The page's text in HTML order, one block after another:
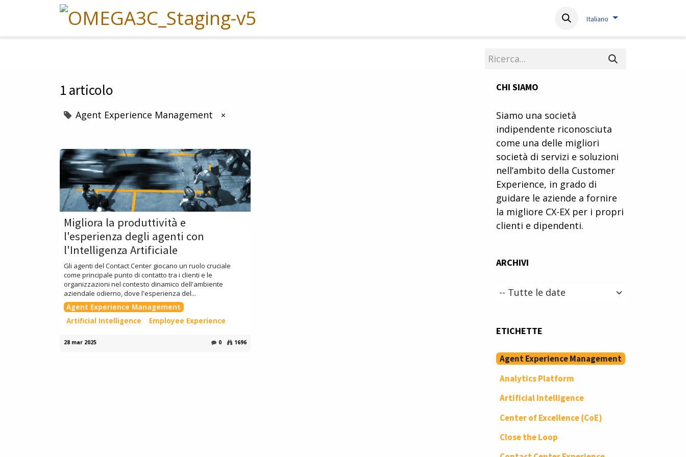
ContactItaliano
1 articolo
Agent Experience Management ×
Migliora la produttività e
l'esperienza degli agenti con
l'Intelligenza Artificiale
Gli agenti del Contact Center giocano un ruolo cruciale
come principale punto di contatto tra i clienti e le
organizzazioni nel contesto dinamico dell'ambiente
aziendale odierno, dove l'esperienza del...
Agent Experience Management
Artificial Intelligence
Employee Experience
28 mar 2025 0 1696
CHI SIAMO
Siamo una società
indipendente riconosciuta
come una delle migliori
società di servizi e soluzioni
nell’ambito della Customer
Experience, in grado di
guidare le aziende a fornire
la migliore CX-EX per i propri
clienti e dipendenti.
ARCHIVI
ETICHETTE
Agent Experience Management
Analytics Platform
Artificial Intelligence
Center of Excellence (CoE)
Close the Loop